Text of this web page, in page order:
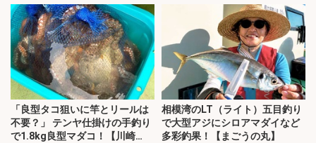
「良型タコ狙いに竿とリールは
不要？」 テンヤ仕掛けの手釣り
で1.8kg良型マダコ！【川崎
相模湾のLT（ライト）五目釣り
で大型アジにシロアマダイなど
多彩釣果！【まごうの丸】